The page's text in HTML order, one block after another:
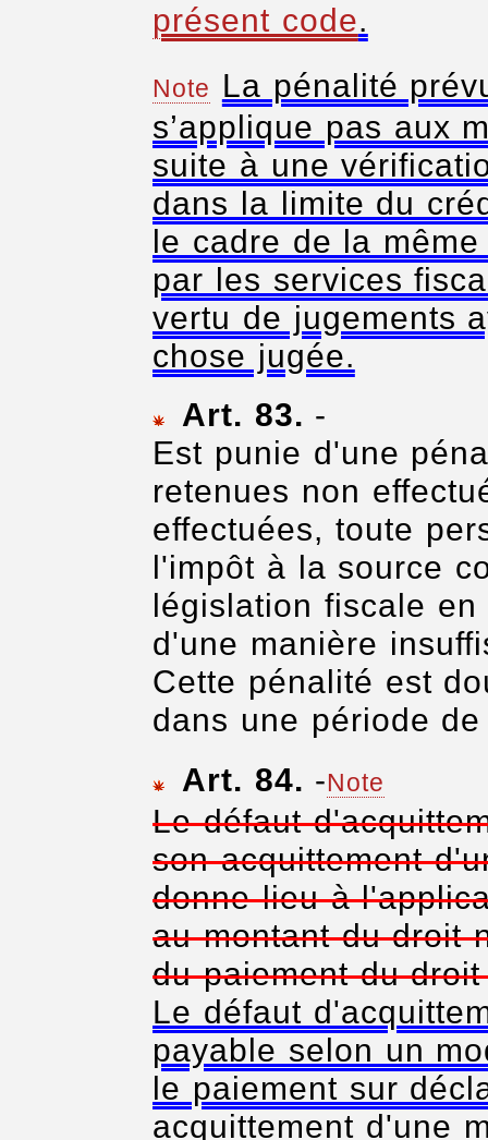
présent code.
Note La pénalité
s’applique pas aux
suite à une
dans la limite du
le cadre de la
par les services
vertu de jugements
chose jugée.
Art. 83. -
Est punie d'une
retenues non
effectuées, toute
l'impôt à la source
législation fiscale
d'une manière
Cette pénalité est
dans une période
Art. 84. -Note
Le défaut
son acquittement
donne lieu à
au montant du droit
du paiement du
Le défaut
payable selon un
le paiement sur
acquittement d'une